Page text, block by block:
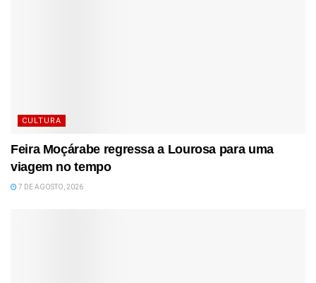
CULTURA
Feira Moçárabe regressa a Lourosa para uma
viagem no tempo
7 DE AGOSTO, 2026